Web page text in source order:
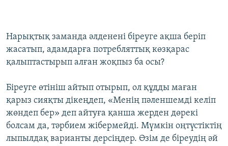
Нарықтық заманда әлденені біреуге ақша беріп
жасатып, адамдарға потребляттық көзқарас
қалыптастырып алған жоқпыз ба осы?
Біреуге өтініш айтып отырып, ол құдды маған
қарыз сияқты дікеңдеп, «Менің пәленшемді келіп
жөндеп бер» деп айтуға қанша жерден дөрекі
болсам да, тәрбием жібермейді. Мүмкін оңтүстіктің
лыпылдақ варианты дерсіңдер. Өзім де біреудің әй